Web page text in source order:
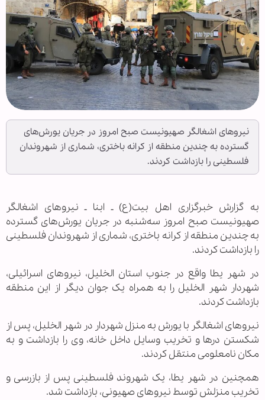
نیروهای اشغالگر صهیونیست صبح امروز در جریان یورش‌های
گسترده به چندین منطقه از کرانه باختری، شماری از شهروندان
فلسطینی را بازداشت کردند.
به گزارش خبرگزاری اهل بیت(ع) ـ ابنا ـ نیروهای اشغالگر
صهیونیست صبح امروز سه‌شنبه در جریان یورش‌های گسترده
به چندین منطقه از کرانه باختری، شماری از شهروندان فلسطینی
را بازداشت کردند.
در شهر یطا واقع در جنوب استان الخلیل، نیروهای اسرائیلی،
شهردار شهر الخلیل را به همراه یک جوان دیگر از این منطقه
بازداشت کردند.
نیروهای اشغالگر با یورش به منزل شهردار در شهر الخلیل، پس از
شکستن درها و تخریب وسایل داخل خانه، وی را بازداشت و به
مکان نامعلومی منتقل کردند.
همچنین در شهر یطا، یک شهروند فلسطینی پس از بازرسی و
تخریب منزلش توسط نیروهای صهیونی، بازداشت شد.